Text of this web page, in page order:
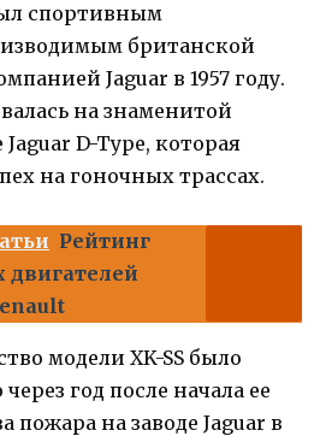
спортивным
британской
Jaguar в 1957 году.
на знаменитой
D-Type, которая
на гоночных трассах.
Рейтинг
модели XK-SS было
год после начала ее
пожара на заводе Jaguar в